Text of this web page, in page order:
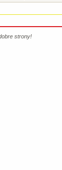
strony!